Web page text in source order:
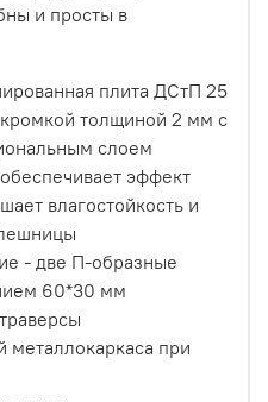
и просты в
плита ДСтП 25
толщиной 2 мм с
слоем
эффект
влагостойкость и
- две П-образные
60*30 мм
металлокаркаса при